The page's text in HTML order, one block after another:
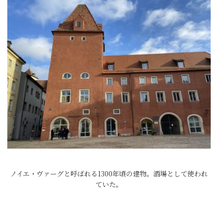
ノイエ・ヴァーグと呼ばれる1300年頃の建物。酒場として使われ
ていた。